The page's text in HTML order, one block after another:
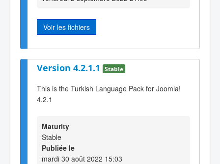
Voir les fichiers
Version 4.2.1.1 Stable
This is the Turkish Language Pack for Joomla!
4.2.1
Maturity
Stable
Publiée le
mardi 30 août 2022 15:03